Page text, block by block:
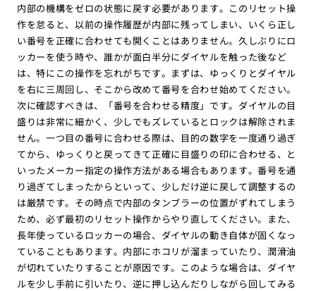
内部の機構をゼロの状態に戻す必要があります。このリセット操
作を怠ると、以前の操作履歴が内部に残ってしまい、いくら正し
い番号を正確に合わせても開くことはありません。久しぶりにロ
ッカーを使う時や、誰かが面白半分にダイヤルを触った後など
は、特にこの操作を忘れがちです。まずは、ゆっくりとダイヤル
を右に三周回し、そこから改めて番号を合わせ始めてください。
次に確認すべきは、「番号を合わせる精度」です。ダイヤルの目
盛りは非常に細かく、少しでもズレているとロックは解除されま
せん。一つ目の番号に合わせる際は、目的の数字を一度通り過ぎ
てから、ゆっくりと戻ってきて正確に目盛りの印に合わせる、と
いったメーカー指定の操作方法がある場合もあります。番号を通
り過ぎてしまったからといって、少しだけ逆に戻して調整するの
は厳禁です。その時点で内部のタンブラーの位置がずれてしまう
ため、必ず最初のリセット操作からやり直してください。また、
長年使っているロッカーの場合、ダイヤルの動き自体が固くなっ
ていることもあります。内部にホコリが溜まっていたり、潤滑油
が切れていたりすることが原因です。このような場合は、ダイヤ
ルを少し手前に引いたり、逆に押し込んだりしながら回してみる